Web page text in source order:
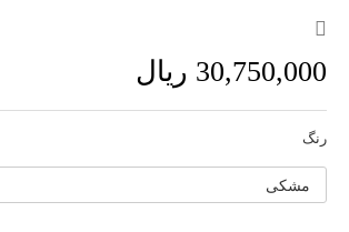
30,750,000 ریال
رنگ